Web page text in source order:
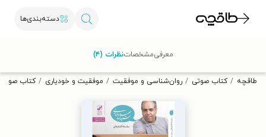
دسته‌بندی‌ها
تخفیف از طاقچه دریافت کن.
طاقچه کتاب صوتی روان‌شناسی و موفقیت موفقیت و خودیاری کتاب
معرفیمشخصاتنظرات (۴)